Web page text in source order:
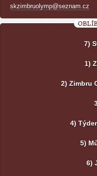
skzimbruolymp@seznam.cz
7)
1)
2) Zimbru
4)
5)
6)